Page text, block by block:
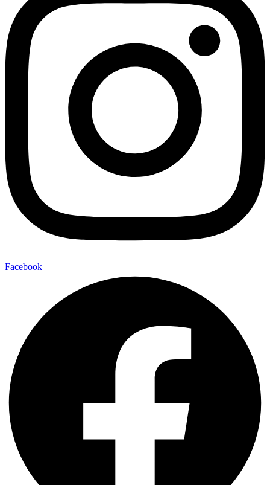
Facebook